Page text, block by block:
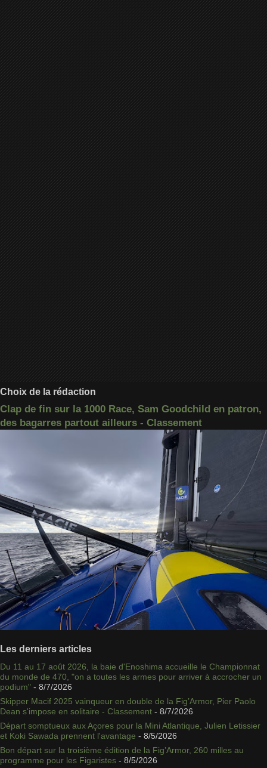
Choix de la rédaction
Clap de fin sur la 1000 Race, Sam Goodchild en patron,
des bagarres partout ailleurs - Classement
Les derniers articles
Du 11 au 17 août 2026, la baie d'Enoshima accueille le Championnat
du monde de 470, "on a toutes les armes pour arriver à accrocher un
podium" - 8/7/2026
Skipper Macif 2025 vainqueur en double de la Fig’Armor, Pier Paolo
Dean s'impose en solitaire - Classement - 8/7/2026
Départ somptueux aux Açores pour la Mini Atlantique, Julien Letissier
et Koki Sawada prennent l'avantage - 8/5/2026
Bon départ sur la troisième édition de la Fig’Armor, 260 milles au
programme pour les Figaristes - 8/5/2026